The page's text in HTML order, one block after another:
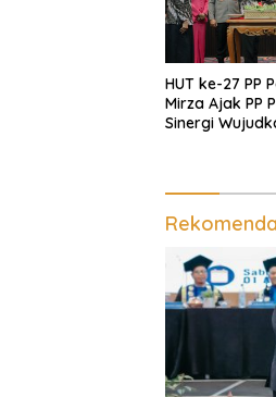
HUT ke-27 PP
Mirza Ajak PP
Sinergi